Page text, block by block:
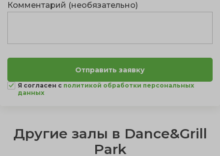
Комментарий (необязательно)
Я согласен с политикой обработки персональных
данных
Другие залы в Dance&Grill
Park